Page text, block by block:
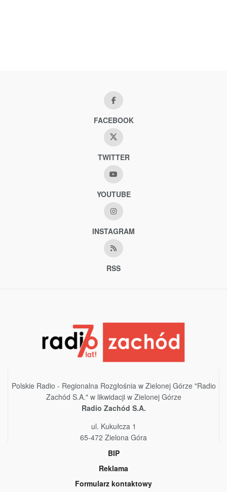
FACEBOOK
TWITTER
YOUTUBE
INSTAGRAM
RSS
Polskie Radio - Regionalna Rozgłośnia w Zielonej Górze "Radio
Zachód S.A." w likwidacji w Zielonej Górze
Radio Zachód S.A.
ul. Kukułcza 1
65-472 Zielona Góra
BIP
Reklama
Formularz kontaktowy